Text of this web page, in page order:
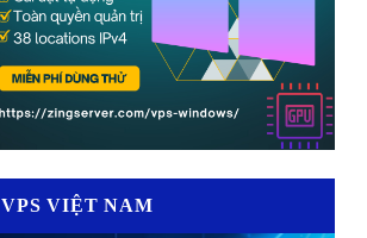
VPS VIỆT NAM